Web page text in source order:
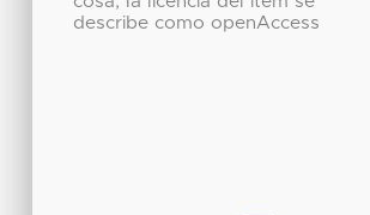
describe como openAccess